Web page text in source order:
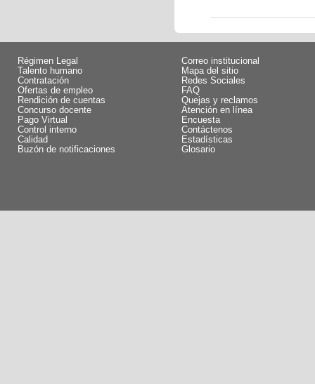
Régimen Legal
Talento humano
Contratación
Ofertas de empleo
Rendición de cuentas
Concurso docente
Pago Virtual
Control interno
Calidad
Buzón de notificaciones
Correo institucional
Mapa del sitio
Redes Sociales
FAQ
Quejas y reclamos
Atención en línea
Encuesta
Contáctenos
Estadísticas
Glosario